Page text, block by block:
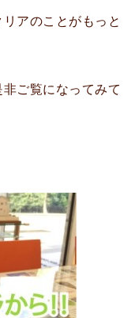
アのことがもっと
ご覧になってみて